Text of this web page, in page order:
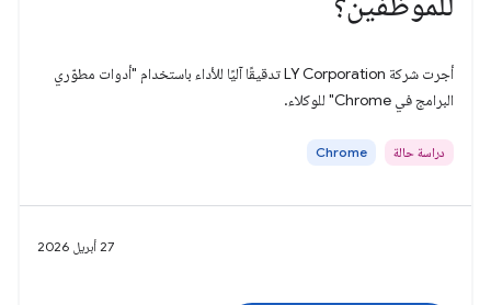
أجرت شركة LY Corporation تدقيقًا آليًا للأداء باستخدام "أدوات مطوّري
البرامج في Chrome" للوكلاء.
دراسة حالة Chrome
27 أبريل 2026